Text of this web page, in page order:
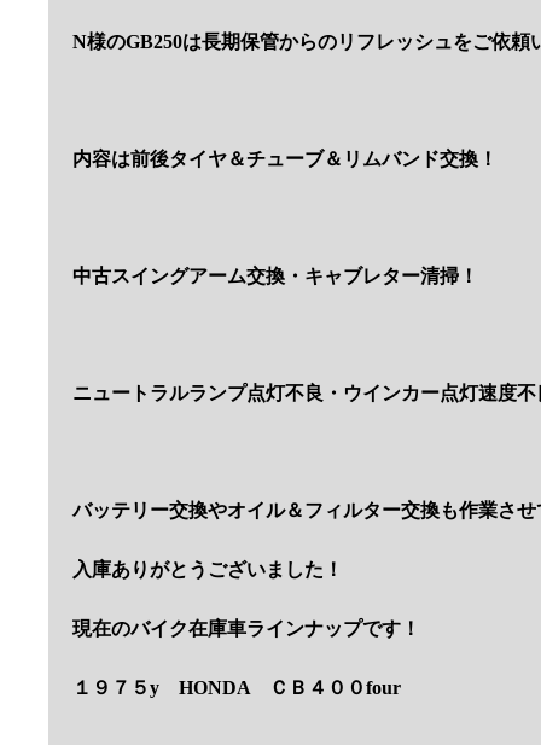
N様のGB250は長期保管からのリフレッシュをご依頼
内容は前後タイヤ＆チューブ＆リムバンド交換！
中古スイングアーム交換・キャブレター清掃！
ニュートラルランプ点灯不良・ウインカー点灯速度不
バッテリー交換やオイル＆フィルター交換も作業さ
入庫ありがとうございました！
現在のバイク在庫車ラインナップです！
１９７５y HONDA ＣＢ４００four